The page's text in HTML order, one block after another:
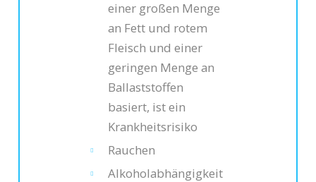
einer großen Menge
an Fett und rotem
Fleisch und einer
geringen Menge an
Ballaststoffen
basiert, ist ein
Krankheitsrisiko
Rauchen
Alkoholabhängigkeit